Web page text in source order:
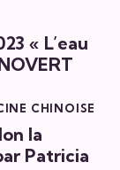
« L’eau
CHINOISE
la
Patricia